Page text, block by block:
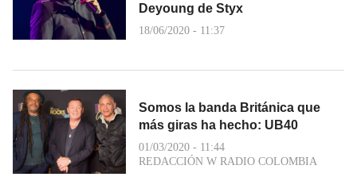
Deyoung de Styx
18/06/2020 - 11:37
Somos la banda Británica que
más giras ha hecho: UB40
01/03/2020 - 11:44
REDACCIÓN W RADIO COLOMBIA